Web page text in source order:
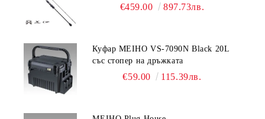
€459.00 897.73лв.
Куфар MEIHO VS-7090N Black 20L
със стопер на дръжката
€59.00 115.39лв.